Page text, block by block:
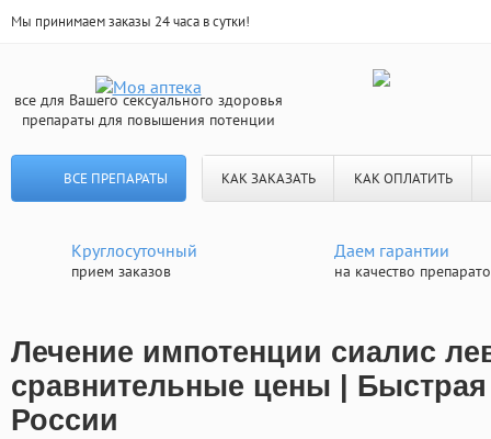
Мы принимаем заказы 24 часа в сутки!
все для Вашего сексуального здоровья
препараты для повышения потенции
ВСЕ ПРЕПАРАТЫ КАК ЗАКАЗАТЬ КАК ОПЛАТИТЬ
Круглосуточный
прием заказов
Даем гарантии
на качество
Лечение импотенции сиалис
сравнительные цены | Быстрая
России